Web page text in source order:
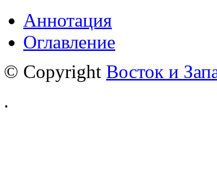
Аннотация
Оглавление
© Copyright Восток и
.